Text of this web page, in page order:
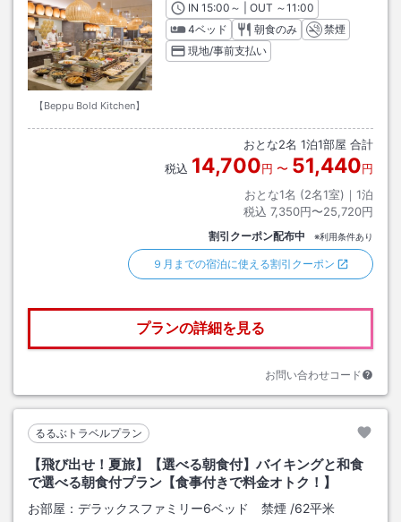
【Beppu Bold Kitchen】
INチェックイン
15:00 ～ | OUT チェックアウト
～11:00
4ベッド
朝食のみ
禁煙
現地/事前支払い
おとな2名 1泊1部屋 合計
税込 14,700円 〜 51,440円
おとな1名 (2名1室)｜ 1泊
税込 7,350円〜25,720円
割引クーポン配布中 ※利用条件あり
９月までの宿泊に使える割引クーポン
プランの詳細を見る
お問い合わせコード
るるぶトラベルプラン
【飛び出せ！夏旅】【選べる朝食付】バイキングと和食
で選べる朝食付プラン【食事付きで料金オトク！】
お部屋： デラックスファミリー6ベッド 禁煙 /62平米